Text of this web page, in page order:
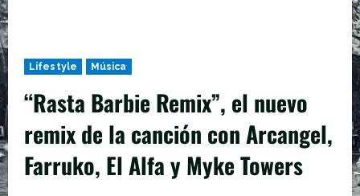
Lifestyle Música
“Rasta Barbie Remix”, el nuevo
remix de la canción con Arcangel,
Farruko, El Alfa y Myke Towers